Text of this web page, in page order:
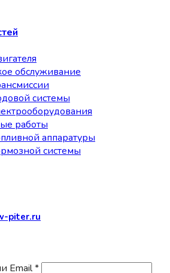
обслуживание
системы
работы
аппаратуры
системы
piter.ru
Email*